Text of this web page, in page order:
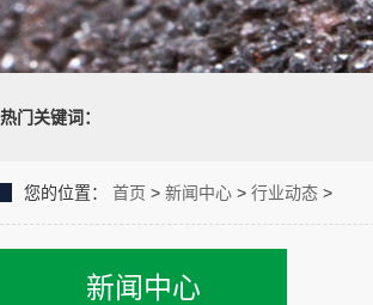
热门关键词：
您的位置： 首页 > 新闻中心 > 行业动态 >
新闻中心